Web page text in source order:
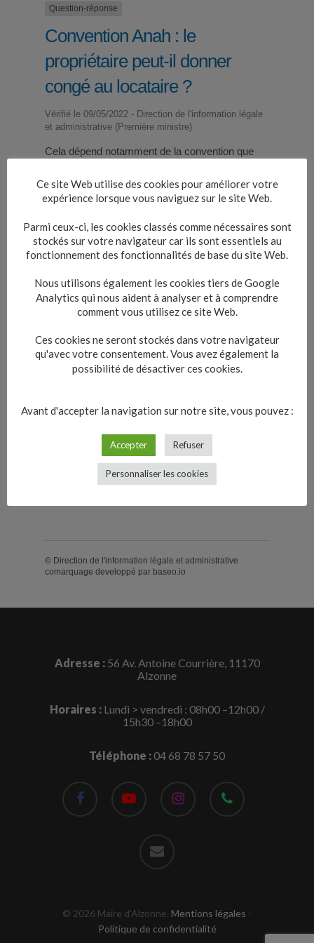
Question-réponse
Convention Anah : le
propriétaire peut-il donner
congé au locataire ?
Vérifié le 09/05/2022 - Direction de l'information légale
et administrative (Première ministre)
Cela dépend notamment de la convention que
href="https://www.alzonne.fr/mes-
demarches/demarches-pour-les-particuliers/?
Convention à loyer très social
Convention à loyer intermédiaire
Textes de référence
Le propriétaire choisit-il librement le
locataire en cas de convention
Anah ?
© Direction de l'information légale et administrative
comarquage developpé par baseo.io
Adresse : 56 Av. Antoine Courrière, 11170
Alzonne
Horaires :Lundi > vendredi : 08h00 –12h00 /
15h30 –18h00
Téléphone :04 68 78 57 50
facebook instagram phone
© 2026 Maire d'Alzonne. Mentions légales -
Politique de confidentialité
Ce site Web utilise des cookies pour améliorer votre
expérience lorsque vous naviguez sur le site Web.
Parmi ceux-ci, les cookies classés comme nécessaires sont
stockés sur votre navigateur car ils sont essentiels au
fonctionnement des fonctionnalités de base du site Web.
Nous utilisons également les cookies tiers de Google
Analytics qui nous aident à analyser et à comprendre
comment vous utilisez ce site Web.
Ces cookies ne seront stockés dans votre navigateur
qu'avec votre consentement. Vous avez également la
possibilité de désactiver ces cookies.
Avant d'accepter la navigation sur notre site, vous pouvez :
Accepter Refuser
Personnaliser les cookies